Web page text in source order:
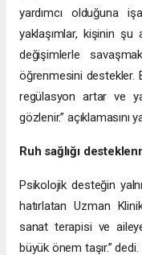
yardımcı olduğuna
yaklaşımlar, kişinin şu
değişimlerle
öğrenmesini destekler.
regülasyon artar ve
gözlenir.” açıklamasını
Ruh sağlığı
Psikolojik desteğin
hatırlatanUzman
sanat terapisi ve
büyük önem taşır.” dedi.